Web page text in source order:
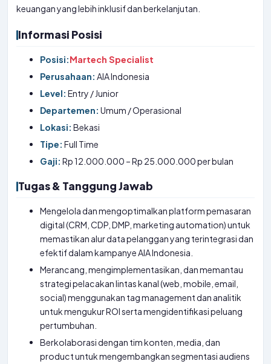
keuangan yang lebih inklusif dan berkelanjutan.
Informasi Posisi
Posisi:Martech Specialist
Perusahaan: AIA Indonesia
Level: Entry / Junior
Departemen: Umum / Operasional
Lokasi: Bekasi
Tipe: Full Time
Gaji: Rp 12.000.000 – Rp 25.000.000 per bulan
Tugas & Tanggung Jawab
Mengelola dan mengoptimalkan platform pemasaran
digital (CRM, CDP, DMP, marketing automation) untuk
memastikan alur data pelanggan yang terintegrasi dan
efektif dalam kampanye AIA Indonesia.
Merancang, mengimplementasikan, dan memantau
strategi pelacakan lintas kanal (web, mobile, email,
social) menggunakan tag management dan analitik
untuk mengukur ROI serta mengidentifikasi peluang
pertumbuhan.
Berkolaborasi dengan tim konten, media, dan
product untuk mengembangkan segmentasi audiens